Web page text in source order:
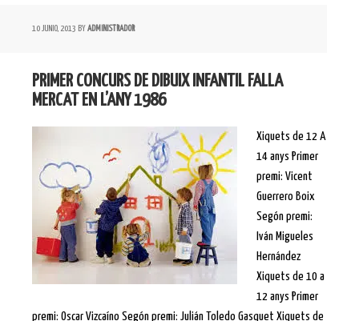
10 JUNIO, 2013 BY ADMINISTRADOR
PRIMER CONCURS DE DIBUIX INFANTIL FALLA
MERCAT EN L’ANY 1986
Xiquets de 12 A
14 anys Primer
premi: Vicent
Guerrero Boix
Segón premi:
Iván Migueles
Hernández
Xiquets de 10 a
12 anys Primer
premi: Oscar Vizcaíno Segón premi: Julián Toledo Gasquet Xiquets de